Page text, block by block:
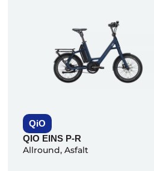
QiO
QIO EINS P-R
Allround, Asfalt